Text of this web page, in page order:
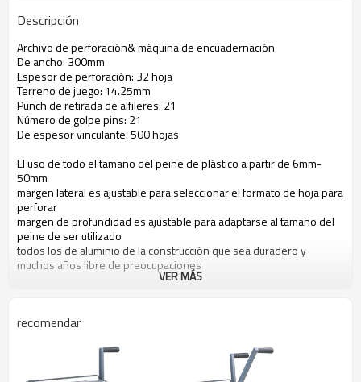
Descripción
Archivo de perforación& máquina de encuadernación
De ancho: 300mm
Espesor de perforación: 32 hoja
Terreno de juego: 14.25mm
Punch de retirada de alfileres: 21
Número de golpe pins: 21
De espesor vinculante: 500 hojas
El uso de todo el tamaño del peine de plástico a partir de 6mm-
50mm
margen lateral es ajustable para seleccionar el formato de hoja para
perforar
margen de profundidad es ajustable para adaptarse al tamaño del
peine de ser utilizado
todos los de aluminio de la construcción que sea duradero y
muchos años libre de preocupaciones
VER MÁS
recomendar